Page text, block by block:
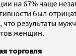
на 67% чаще
был
результаты
женщин.
торговля